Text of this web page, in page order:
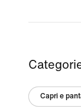
Capri e